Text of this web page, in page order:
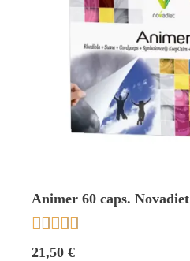
Animer 60 caps. Novadiet

21,50 €